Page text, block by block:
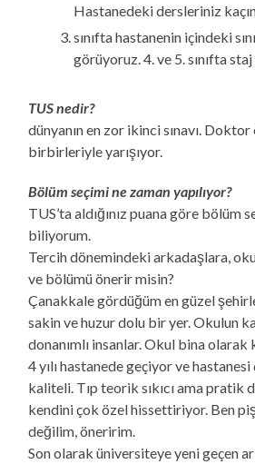
Hastanedeki dersleriniz
sınıfta hastanenin içindeki
görüyoruz. 4. ve 5. sınıfta
TUS nedir?
dünyanın en zor ikinci sınavı.
birbirleriyle yarışıyor.
Bölüm seçimi ne zaman yapılıyor?
TUS’ta aldığınız puana göre bölüm
biliyorum.
Tercih dönemindeki arkadaşlara,
ve bölümü önerir misin?
Çanakkale gördüğüm en güzel
sakin ve huzur dolu bir yer. Okulun
donanımlı insanlar. Okul bina
4 yılı hastanede geçiyor ve hastanesi
kaliteli. Tıp teorik sıkıcı ama pratik
kendini çok özel hissettiriyor. Ben
değilim, öneririm.
Son olarak üniversiteye yeni geçen